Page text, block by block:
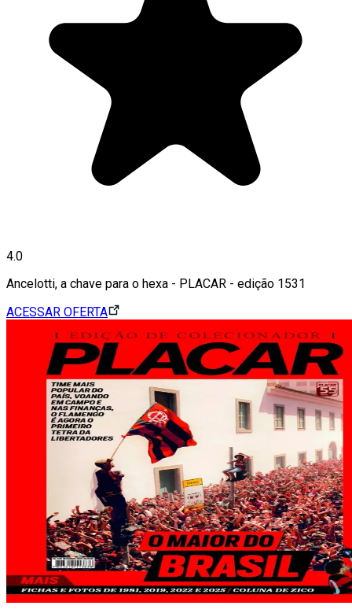
4.0
Ancelotti, a chave para o hexa - PLACAR - edição 1531
ACESSAR OFERTA